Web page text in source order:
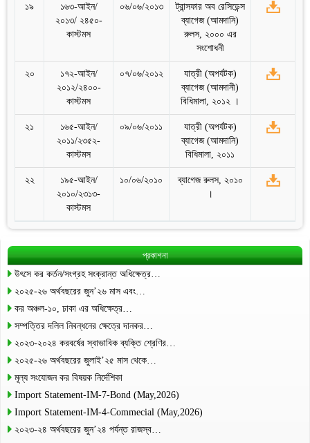
১৯
১৬৩-আইন/
২০১৩/ ২৪৫০-
কাস্টমস
০৬/০৬/২০১৩
ট্রান্সফার অব রেসিডেন্স
ব্যাগেজ (আমদানি)
রুলস, ২০০০ এর
সংশোধনী
২০
১৭২-আইন/
২০১২/২৪০০-
কাস্টমস
০৭/০৬/২০১২
যাত্রী (অপর্যটক)
ব্যাগেজ (আমদানী)
বিধিমালা, ২০১২ ।
২১
১৬৫-আইন/
২০১১/২৩৫২-
কাস্টমস
০৯/০৬/২০১১
যাত্রী (অপর্যটক)
ব্যাগেজ (আমদানি)
বিধিমালা, ২০১১
২২
১৯৫-আইন/
২০১০/২৩১৩-
কাস্টমস
১০/০৬/২০১০
ব্যাগেজ রুলস, ২০১০
।
প্রকাশনা
উৎসে কর কর্তন/সংগ্রহ সংক্রান্ত অধিক্ষেত্র…
২০২৫-২৬ অর্থবছরের জুন’২৬ মাস এবং…
কর অঞ্চল-১০, ঢাকা এর অধিক্ষেত্র…
সম্পত্তির দলিল নিবন্ধনের ক্ষেত্রে দানকর…
২০২৩-২০২৪ করবর্ষের স্বাভাবিক ব্যক্তি শ্রেণির…
২০২৫-২৬ অর্থবছরের জুলাই’২৫ মাস থেকে…
মূল্য সংযোজন কর বিষয়ক নির্দেশিকা
Import Statement-IM-7-Bond (May,2026)
Import Statement-IM-4-Commecial (May,2026)
২০২৩-২৪ অর্থবছরের জুন’২৪ পর্যন্ত রাজস্ব…